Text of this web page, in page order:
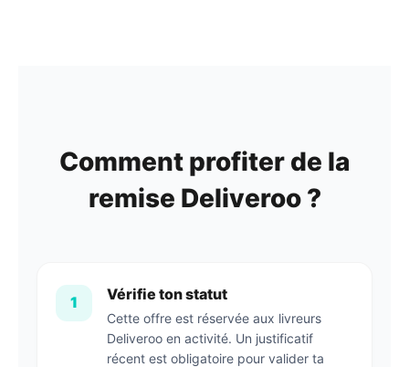
Comment profiter de la
remise Deliveroo ?
1 Vérifie ton statut
Cette offre est réservée aux livreurs
Deliveroo en activité. Un justificatif
récent est obligatoire pour valider ta